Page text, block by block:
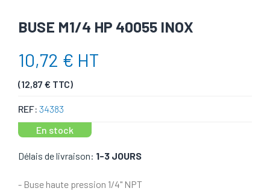
BUSE M1/4 HP 40055 INOX
10,72 € HT
(12,87 € TTC)
REF: 34383
En stock
Délais de livraison: 1-3 JOURS
- Buse haute pression 1/4" NPT